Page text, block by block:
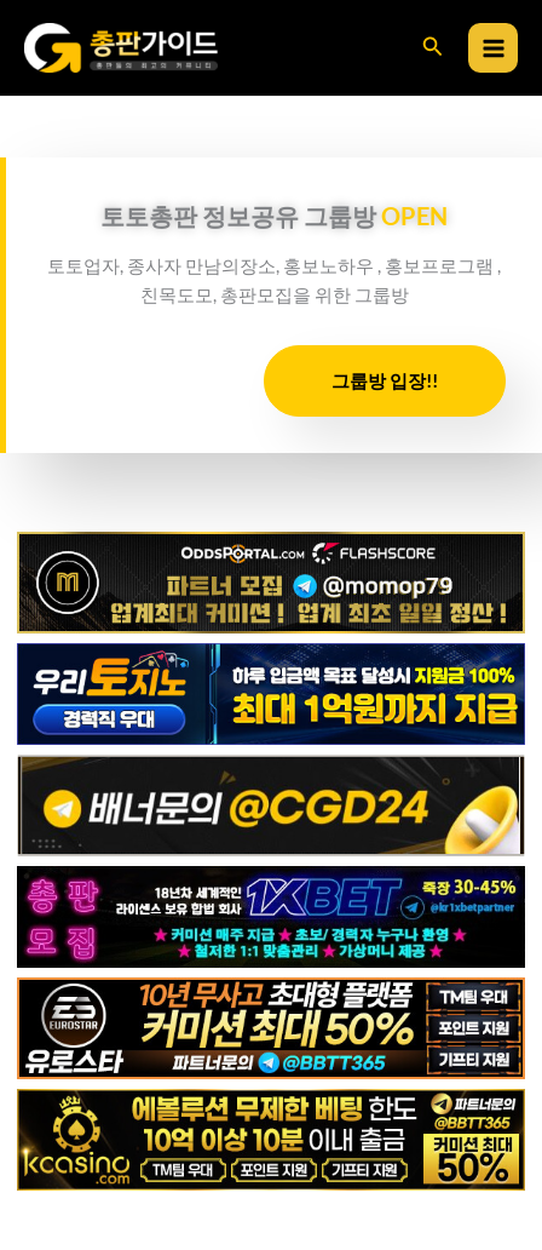
너
검
토토총판 정보공유 그룹방OPEN
토토업자, 종사자 만남의장소, 홍보노하우 , 홍보프로그램 ,
친목도모, 총판모집을 위한 그룹방
그룹방 입장!!